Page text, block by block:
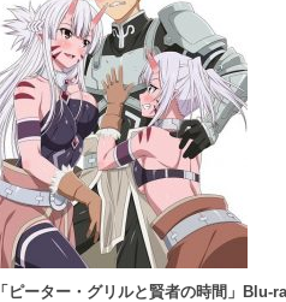
「ピーター・グリルと賢者の時間」Blu-